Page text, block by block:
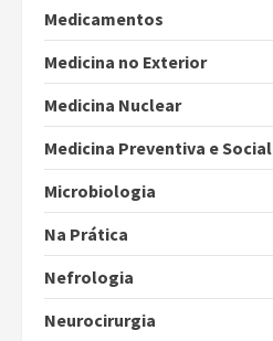
Medicamentos
Medicina no Exterior
Medicina Nuclear
Medicina Preventiva e Social
Microbiologia
Na Prática
Nefrologia
Neurocirurgia